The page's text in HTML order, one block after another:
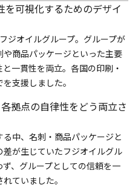
を可視化するためのデザイ
ジオイルグループ。グループが
商品パッケージといった主要
一貫性を両立。各国の印刷・
支援しました。
拠点の自律性をどう両立さ
中、名刺・商品パッケージと
が生じていたフジオイルグル
、グループとしての信頼を一
ていました。